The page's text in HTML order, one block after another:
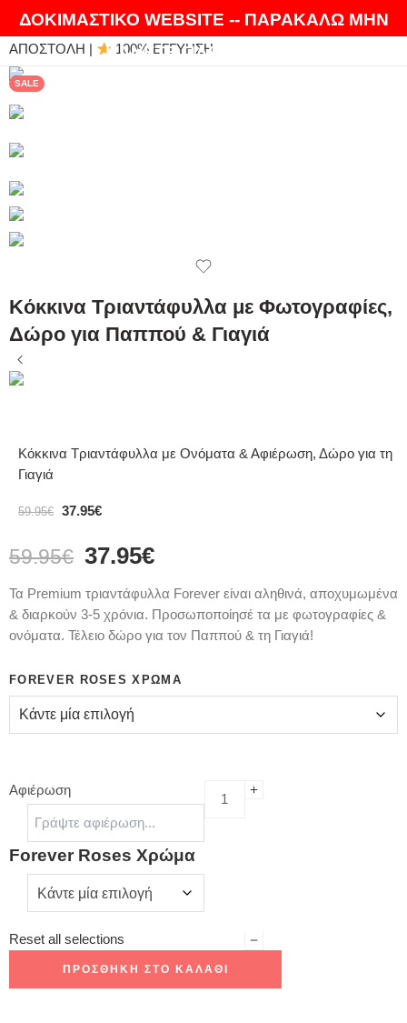
ΔΟΚΙΜΑΣΤΙΚΟ WEBSITE -- ΠΑΡΑΚΑΛΩ ΜΗΝ
ΚΑΝΕΤΕ ΠΑΡΑΓΓΕΛΙΕΣ
ΘΑ ΛΑΤΡΕΨΕΤΕ ΤΑ ΠΡΟΪΟΝΤΑ ΜΑΣ | EXPRESS
ΑΠΟΣΤΟΛΗ | 100% ΕΓΓΥΗΣΗ
SALE
Κόκκινα Τριαντάφυλλα με Φωτογραφίες,
Δώρο για Παππού & Γιαγιά
Κόκκινα Τριαντάφυλλα με Ονόματα & Αφιέρωση, Δώρο για τη
Γιαγιά
59.95€ 37.95€
59.95€ 37.95€
Τα Premium τριαντάφυλλα Forever είναι αληθινά, αποχυμωμένα
& διαρκούν 3-5 χρόνια. Προσωποποίησέ τα με φωτογραφίες &
ονόματα. Τέλειο δώρο για τον Παππού & τη Γιαγιά!
FOREVER ROSES ΧΡΏΜΑ
Αφιέρωση
Forever Roses Χρώμα
Reset all selections
ΠΡΟΣΘΉΚΗ ΣΤΟ ΚΑΛΆΘΙ